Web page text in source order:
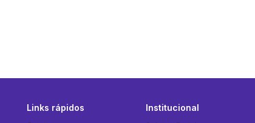
Links rápidos Institucional